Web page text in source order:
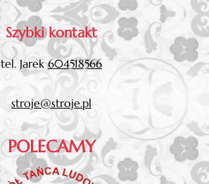
Szybki kontakt
tel. Jarek604518566
stroje@stroje.pl
POLECAMY